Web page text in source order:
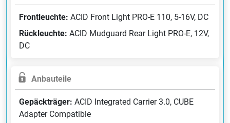
Frontleuchte: ACID Front Light PRO-E 110, 5-16V, DC
Rückleuchte: ACID Mudguard Rear Light PRO-E, 12V,
DC
Anbauteile
Gepäckträger: ACID Integrated Carrier 3.0, CUBE
Adapter Compatible